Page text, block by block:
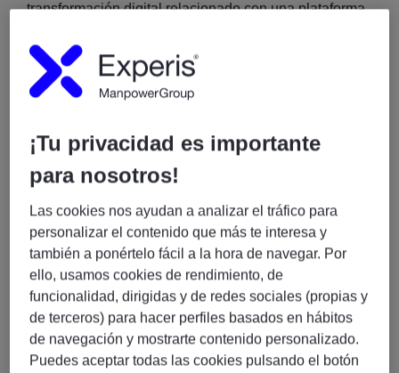
transformación digital relacionado con una plataforma
generación, trabajando con equipos globales y
mercados locales para impulsar su crecimiento.
Lo que encontrarás en esta posición
✅Proyecto estratégico a nivel europeo
Liderarás el despliegue de una plataforma digital
presente en múltiples países, con un impacto directo
en la evolución del negocio y la experiencia de cliente.
✅Visión end-to-end del proyecto
¡Tu privacidad es importante
para nosotros!
Las cookies nos ayudan a analizar el tráfico para
personalizar el contenido que más te interesa y
también a ponértelo fácil a la hora de navegar. Por
ello, usamos cookies de rendimiento, de
funcionalidad, dirigidas y de redes sociales (propias y
de terceros) para hacer perfiles basados en hábitos
de navegación y mostrarte contenido personalizado.
Puedes aceptar todas las cookies pulsando el botón